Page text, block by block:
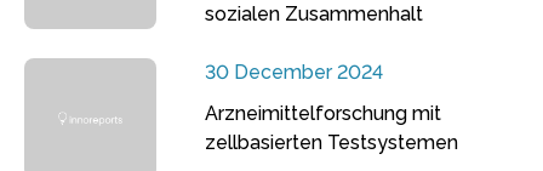
sozialen Zusammenhalt
30 December 2024
Arzneimittelforschung mit
zellbasierten Testsystemen